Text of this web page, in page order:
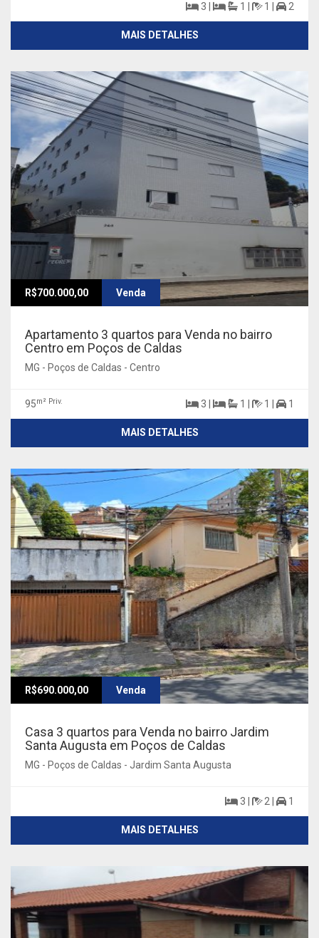
3 | 1 | 1 | 2
MAIS DETALHES
R$700.000,00 Venda
Apartamento 3 quartos para Venda no bairro
Centro em Poços de Caldas
MG - Poços de Caldas - Centro
95m² Priv. 3 | 1 | 1 | 1
MAIS DETALHES
R$690.000,00 Venda
Casa 3 quartos para Venda no bairro Jardim
Santa Augusta em Poços de Caldas
MG - Poços de Caldas - Jardim Santa Augusta
3 | 2 | 1
MAIS DETALHES